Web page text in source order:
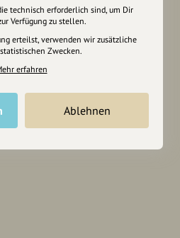
technisch erforderlich sind, um Dir
Verfügung zu stellen.
erteilst, verwenden wir zusätzliche
Zwecken.
erfahren
Ablehnen